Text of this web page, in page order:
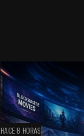
HACE 8 HORAS